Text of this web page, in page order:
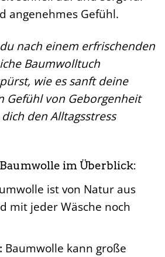
angenehmes Gefühl.
nach einem erfrischenden
Baumwolltuch
wie es sanft deine
Gefühl von Geborgenheit
den Alltagsstress
im Überblick:
ist von Natur aus
mit jeder Wäsche noch
Baumwolle kann große